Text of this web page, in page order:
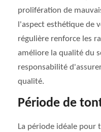
prolifération de
l'aspect esthétique de
régulière renforce les
améliore la qualité du
responsabilité
qualité.
Période de
La période idéale pour